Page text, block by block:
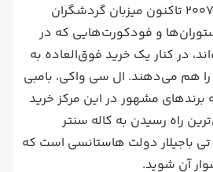
شمار می‌آید و در سال 2007 تاکنون میزبان گردشگران
و فودکورت‌هایی که در
در کنار یک خرید فوق‌العاده به
هم می‌دهند. ال سی واکی، بامبی
برندهای مشهور در این مرکز خرید
راه رسیدن به کاله سنتر
استفاده از اتوبوس 92 تی باجیلار دولت هاستانسی است که
آن شوید.